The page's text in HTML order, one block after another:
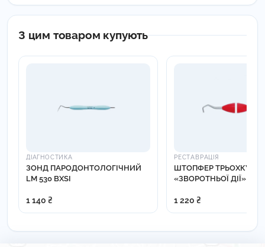
З цим товаром купують
ДІАГНОСТИКА
ЗОНД ПАРОДОНТОЛОГІЧНИЙ
LM 530 BXSI
1 140 ₴
РЕСТАВРАЦІЯ
ШТОПФЕР
«ЗВОРОТНЬОЇ ДІЇ» 1,2-
1 220 ₴